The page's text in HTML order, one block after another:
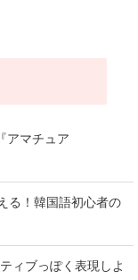
アマチュア
る！韓国語初心者の
ィブっぽく表現しよ